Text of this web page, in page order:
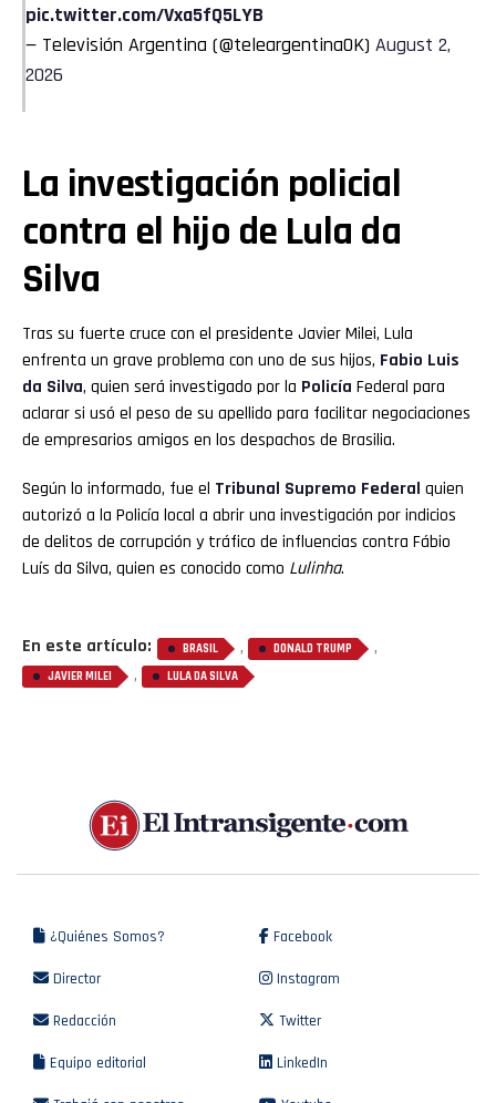
pic.twitter.com/Vxa5fQ5LYB
— Televisión Argentina (@teleargentinaOK) August 2,
2026
La investigación policial
contra el hijo de Lula da
Silva
Tras su fuerte cruce con el presidente Javier Milei, Lula
enfrenta un grave problema con uno de sus hijos, Fabio Luis
da Silva, quien será investigado por la Policía Federal para
aclarar si usó el peso de su apellido para facilitar negociaciones
de empresarios amigos en los despachos de Brasilia.
Según lo informado, fue el Tribunal Supremo Federal quien
autorizó a la Policía local a abrir una investigación por indicios
de delitos de corrupción y tráfico de influencias contra Fábio
Luís da Silva, quien es conocido como Lulinha.
En este artículo: BRASIL , DONALD TRUMP ,
JAVIER MILEI , LULA DA SILVA
¿Quiénes Somos?
Director
Redacción
Equipo editorial
Facebook
Instagram
Twitter
LinkedIn